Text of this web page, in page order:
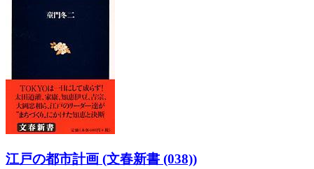
江戸の都市計画 (文春新書 (038))